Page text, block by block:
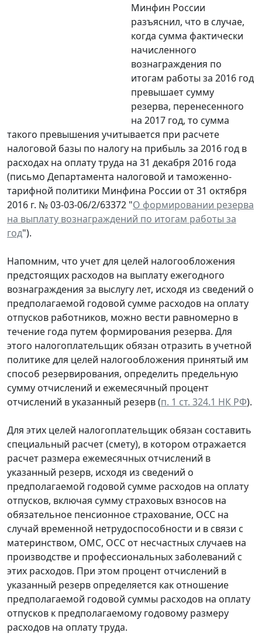
Минфин России
разъяснил, что в случае,
когда сумма фактически
начисленного
вознаграждения по
итогам работы за 2016 год
превышает сумму
резерва, перенесенного
на 2017 год, то сумма
такого превышения учитывается при расчете
налоговой базы по налогу на прибыль за 2016 год в
расходах на оплату труда на 31 декабря 2016 года
(письмо Департамента налоговой и таможенно-
тарифной политики Минфина России от 31 октября
2016 г. № 03-03-06/2/63372 "О формировании резерва
на выплату вознаграждений по итогам работы за
год").
Напомним, что учет для целей налогообложения
предстоящих расходов на выплату ежегодного
вознаграждения за выслугу лет, исходя из сведений о
предполагаемой годовой сумме расходов на оплату
отпусков работников, можно вести равномерно в
течение года путем формирования резерва. Для
этого налогоплательщик обязан отразить в учетной
политике для целей налогообложения принятый им
способ резервирования, определить предельную
сумму отчислений и ежемесячный процент
отчислений в указанный резерв (п. 1 ст. 324.1 НК РФ).
Для этих целей налогоплательщик обязан составить
специальный расчет (смету), в котором отражается
расчет размера ежемесячных отчислений в
указанный резерв, исходя из сведений о
предполагаемой годовой сумме расходов на оплату
отпусков, включая сумму страховых взносов на
обязательное пенсионное страхование, ОСС на
случай временной нетрудоспособности и в связи с
материнством, ОМС, ОСС от несчастных случаев на
производстве и профессиональных заболеваний с
этих расходов. При этом процент отчислений в
указанный резерв определяется как отношение
предполагаемой годовой суммы расходов на оплату
отпусков к предполагаемому годовому размеру
расходов на оплату труда.